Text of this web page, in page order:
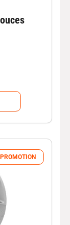
PROMOTION